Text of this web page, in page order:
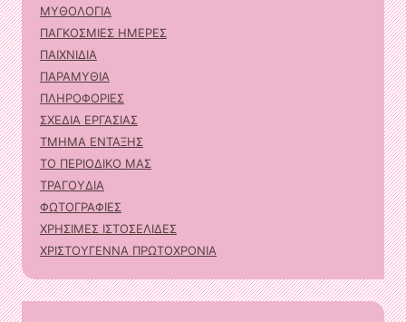
ΜΥΘΟΛΟΓΙΑ
ΠΑΓΚΟΣΜΙΕΣ ΗΜΕΡΕΣ
ΠΑΙΧΝΙΔΙΑ
ΠΑΡΑΜΥΘΙΑ
ΠΛΗΡΟΦΟΡΙΕΣ
ΣΧΕΔΙΑ ΕΡΓΑΣΙΑΣ
ΤΜΗΜΑ ΕΝΤΑΞΗΣ
ΤΟ ΠΕΡΙΟΔΙΚΟ ΜΑΣ
ΤΡΑΓΟΥΔΙΑ
ΦΩΤΟΓΡΑΦΙΕΣ
ΧΡΗΣΙΜΕΣ ΙΣΤΟΣΕΛΙΔΕΣ
ΧΡΙΣΤΟΥΓΕΝΝΑ ΠΡΩΤΟΧΡΟΝΙΑ